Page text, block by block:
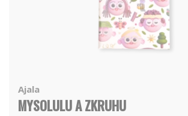
Ajala
MYSOLULU A ZKRUHU